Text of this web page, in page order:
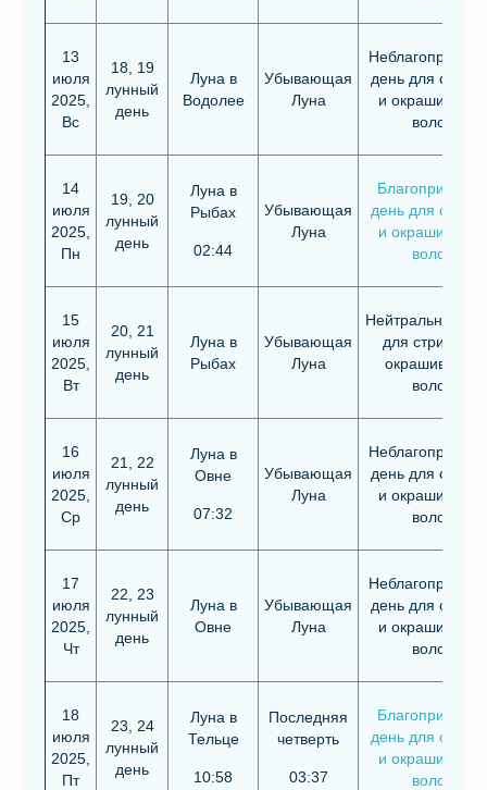
13
июля
2025,
Вс
18, 19
лунный
день
Луна в
Водолее
Убывающая
Луна
день для
и окрашивания
волос
14
июля
2025,
Пн
19, 20
лунный
день
Луна в
Рыбах
02:44
Убывающая
Луна
Благоприятный
день для
и окрашивания
волос
15
июля
2025,
Вт
20, 21
лунный
день
Луна в
Рыбах
Убывающая
Луна
Нейтральный
для стрижки и
окрашивания
волос
16
июля
2025,
Ср
21, 22
лунный
день
Луна в
Овне
07:32
Убывающая
Луна
день для
и окрашивания
волос
17
июля
2025,
Чт
22, 23
лунный
день
Луна в
Овне
Убывающая
Луна
день для
и окрашивания
волос
18
июля
2025,
Пт
23, 24
лунный
день
Луна в
Тельце
10:58
Последняя
четверть
03:37
Благоприятный
день для
и окрашивания
волос